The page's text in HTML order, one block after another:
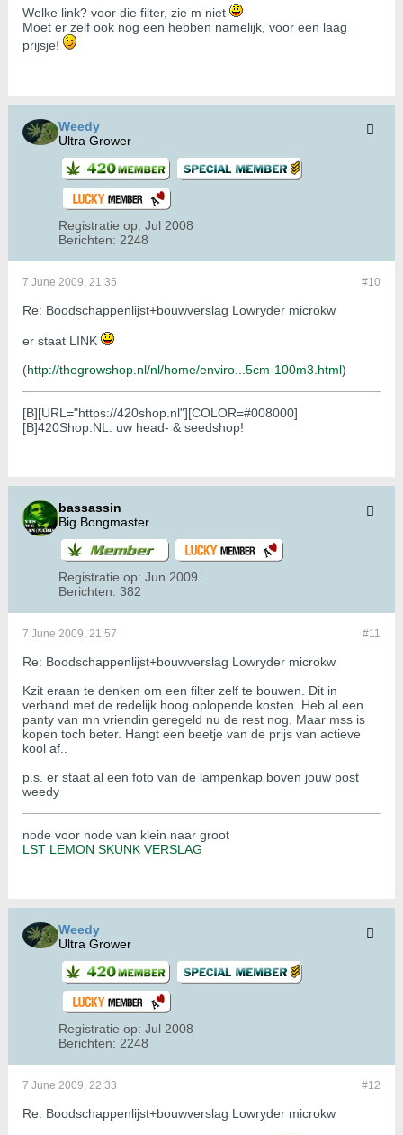
Welke link? voor die filter, zie m niet
Moet er zelf ook nog een hebben namelijk, voor een laag
prijsje!
Weedy
Ultra Grower
Registratie op: Jul 2008
Berichten: 2248
#10
7 June 2009, 21:35
Re: Boodschappenlijst+bouwverslag Lowryder microkw
er staat LINK
(http://thegrowshop.nl/nl/home/enviro...5cm-100m3.html)
[B][URL="https://420shop.nl"][COLOR=#008000]
[B]420Shop.NL: uw head- & seedshop!
bassassin
Big Bongmaster
Registratie op: Jun 2009
Berichten: 382
#11
7 June 2009, 21:57
Re: Boodschappenlijst+bouwverslag Lowryder microkw
Kzit eraan te denken om een filter zelf te bouwen. Dit in
verband met de redelijk hoog oplopende kosten. Heb al een
panty van mn vriendin geregeld nu de rest nog. Maar mss is
kopen toch beter. Hangt een beetje van de prijs van actieve
kool af..
p.s. er staat al een foto van de lampenkap boven jouw post
weedy
node voor node van klein naar groot
LST LEMON SKUNK VERSLAG
Weedy
Ultra Grower
Registratie op: Jul 2008
Berichten: 2248
#12
7 June 2009, 22:33
Re: Boodschappenlijst+bouwverslag Lowryder microkw